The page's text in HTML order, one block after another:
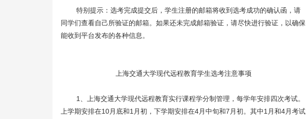
特别提示： 选考完成提交后，学生注册的邮箱将收到选考成功的确认函，请
同学们查看自己所验证的邮箱。如果还未完成邮箱验证，请尽快进行验证，以确保
能收到平台发布的各种信息。
上海交通大学现代远程教育学生选考注意事项
1、上海交通大学现代远程教育实行课程学分制管理，每学年安排四次考试。
上学期安排在10月底和1月初，下学期安排在4月中旬和7月初。其中1月和4月考试